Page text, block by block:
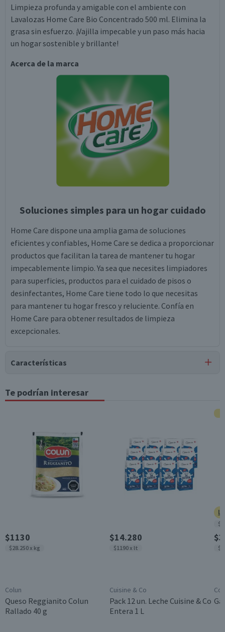
Limpieza profunda y amigable con el ambiente con
Lavalozas Home Care Bio Concentrado 500 ml. Elimina la
grasa sin esfuerzo. ¡Vajilla impecable y un paso más hacia
un hogar sostenible y brillante!
Acerca de la marca
Soluciones simples para un hogar cuidado
Home Care dispone una amplia gama de soluciones
eficientes y confiables, Home Care se dedica a proporcionar
productos que facilitan la tarea de mantener tu hogar
impecablemente limpio. Ya sea que necesites limpiadores
para superficies, productos para el cuidado de pisos o
desinfectantes, Home Care tiene todo lo que necesitas
para mantener tu hogar fresco y reluciente. Confía en
Home Care para obtener resultados de limpieza
excepcionales.
Características
Tipo de Producto
Lavalozas
Te podrían interesar
$1130
$28.250 x kg
Colun
Queso Reggianito Colun
Rallado 40 g
$14.280
$1190 x lt
Cuisine & Co
Pack 12 un. Leche Cuisine & Co
Entera 1 L